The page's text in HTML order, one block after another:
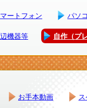
ートフォン パソ
機器等 自作（プ
お手本動画